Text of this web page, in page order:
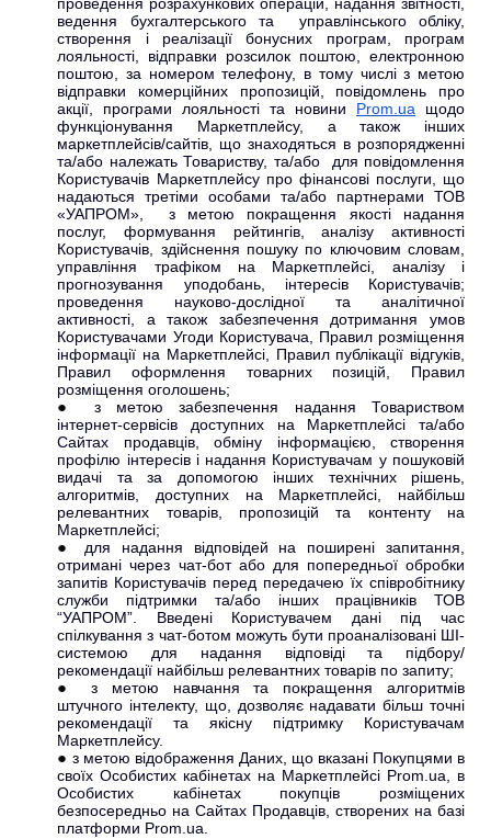
проведення розрахункових операцій, надання звітності,
ведення бухгалтерського та управлінського обліку,
створення і реалізації бонусних програм, програм
лояльності, відправки розсилок поштою, електронною
поштою, за номером телефону, в тому числі з метою
відправки комерційних пропозицій, повідомлень про
акції, програми лояльності та новини Prom.ua щодо
функціонування Маркетплейсу, а також інших
маркетплейсів/сайтів, що знаходяться в розпорядженні
та/або належать Товариству, та/або для повідомлення
Користувачів Маркетплейсу про фінансові послуги, що
надаються третіми особами та/або партнерами ТОВ
«УАПРОМ», з метою покращення якості надання
послуг, формування рейтингів, аналізу активності
Користувачів, здійснення пошуку по ключовим словам,
управління трафіком на Маркетплейсі, аналізу і
прогнозування уподобань, інтересів Користувачів;
проведення науково-дослідної та аналітичної
активності, а також забезпечення дотримання умов
Користувачами Угоди Користувача, Правил розміщення
інформації на Маркетплейсі, Правил публікації відгуків,
Правил оформлення товарних позицій, Правил
розміщення оголошень;
з метою забезпечення надання Товариством
інтернет-сервісів доступних на Маркетплейсі та/або
Сайтах продавців, обміну інформацією, створення
профілю інтересів і надання Користувачам у пошуковій
видачі та за допомогою інших технічних рішень,
алгоритмів, доступних на Маркетплейсі, найбільш
релевантних товарів, пропозицій та контенту на
Маркетплейсі;
для надання відповідей на поширені запитання,
отримані через чат-бот або для попередньої обробки
запитів Користувачів перед передачею їх співробітнику
служби підтримки та/або інших працівників ТОВ
“УАПРОМ”. Введені Користувачем дані під час
спілкування з чат-ботом можуть бути проаналізовані ШІ-
системою для надання відповіді та підбору/
рекомендації найбільш релевантних товарів по запиту;
з метою навчання та покращення алгоритмів
штучного інтелекту, що, дозволяє надавати більш точні
рекомендації та якісну підтримку Користувачам
Маркетплейсу.
з метою відображення Даних, що вказані Покупцями в
своїх Особистих кабінетах на Маркетплейсі Prom.ua, в
Особистих кабінетах покупців розміщених
безпосередньо на Сайтах Продавців, створених на базі
платформи Prom.ua.